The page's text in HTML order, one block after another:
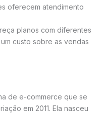
oferecem atendimento
planos com diferentes
custo sobre as vendas
de e-commerce que se
em 2011. Ela nasceu